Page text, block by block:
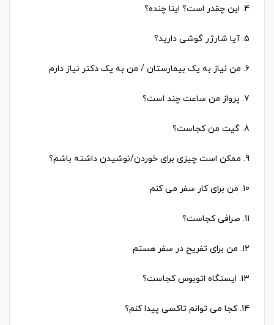
4. این چقدر است؟ اینا چنده؟
5. آیا شارژر گوشی دارید؟
6. من نیاز به یک بیمارستان / من به یک دکتر نیاز دارم
7. پرواز من ساعت چند است؟
8. گیت من کجاست؟
9. ممکن است چیزی برای خوردن/نوشیدن داشته باشم؟
10. من برای کار سفر می کنم
11. صرافی کجاست؟
12. من برای تفریح ​​در سفر هستم
13. ایستگاه اتوبوس کجاست؟
14. کجا می توانم تاکسی پیدا کنم؟